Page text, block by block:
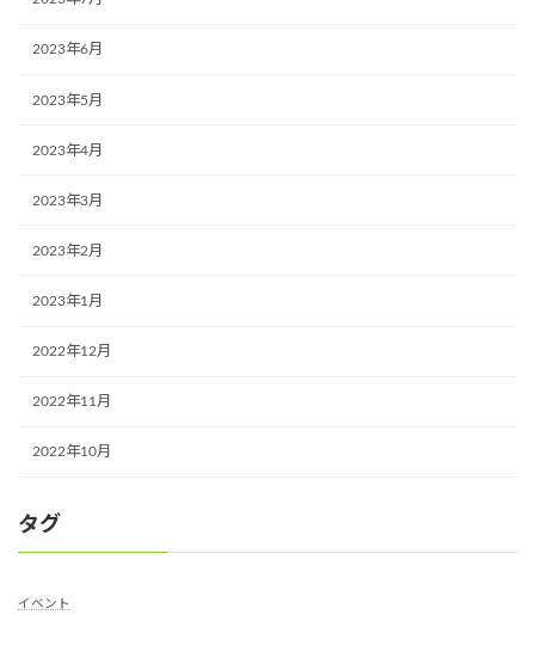
2023年6月
2023年5月
2023年4月
2023年3月
2023年2月
2023年1月
2022年12月
2022年11月
2022年10月
タグ
イベント